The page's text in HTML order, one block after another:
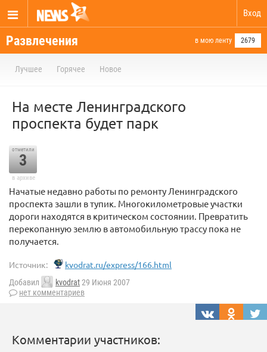
Вход
Развлечения в мою ленту 2679
Лучшее Горячее Новое
На месте Ленинградского
проспекта будет парк
отметили
3
в архиве
Начатые недавно работы по ремонту Ленинградского
проспекта зашли в тупик. Многокилометровые участки
дороги находятся в критическом состоянии. Превратить
перекопанную землю в автомобильную трассу пока не
получается.
Источник: kvodrat.ru/express/166.html
Добавил kvodrat29 Июня 2007
нет комментариев
Комментарии участников: